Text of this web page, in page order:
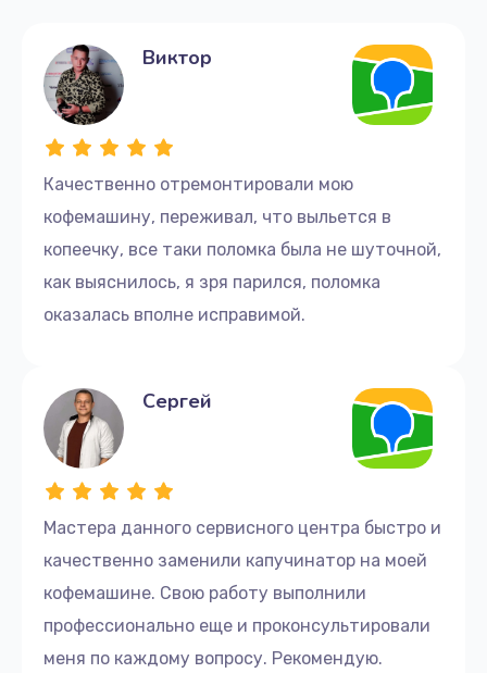
3000 руб.
Замена датчика воды
1000 руб.
Заказать
Удаление кальциевой пробки
Замена клапана пара
765 руб.
Заказать
Качественно отремонтировали мою
кофемашину, переживал, что выльется в
копеечку, все таки поломка была не шуточной,
как выяснилось, я зря парился, поломка
оказалась вполне исправимой.
Виктор
Мастера данного сервисного центра быстро и
качественно заменили капучинатор на моей
кофемашине. Свою работу выполнили
профессионально еще и проконсультировали
меня по каждому вопросу. Рекомендую.
Сергей